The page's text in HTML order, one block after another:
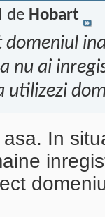
de Hobart
domeniul
nu ai
utilizezi
In